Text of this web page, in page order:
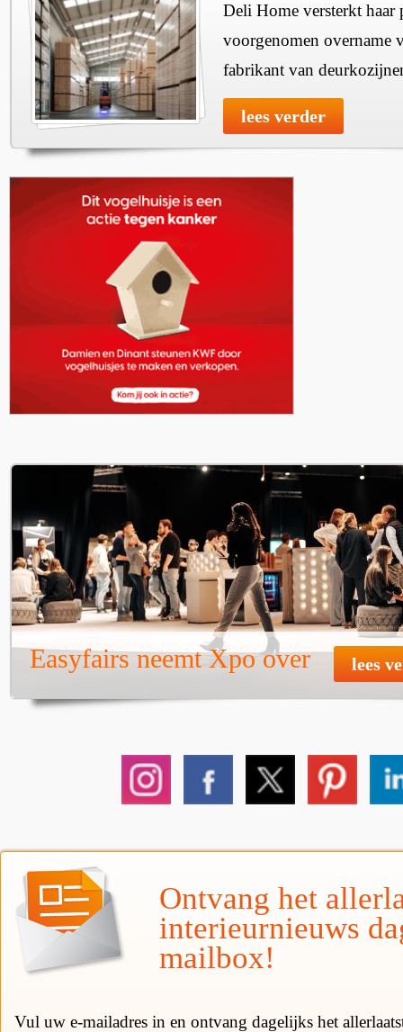
Deli Home versterkt haar
voorgenomen overname
fabrikant van
lees verder
Easyfairs neemt Xpo over lees
Ontvang het
interieurnieuws
mailbox!
Vul uw e-mailadres in en ontvang dagelijks het